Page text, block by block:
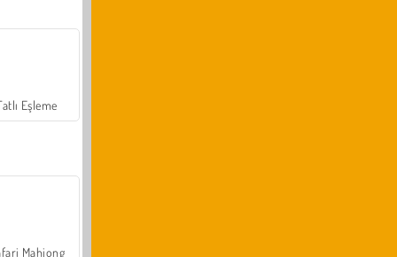
Eşleme
Mahjong